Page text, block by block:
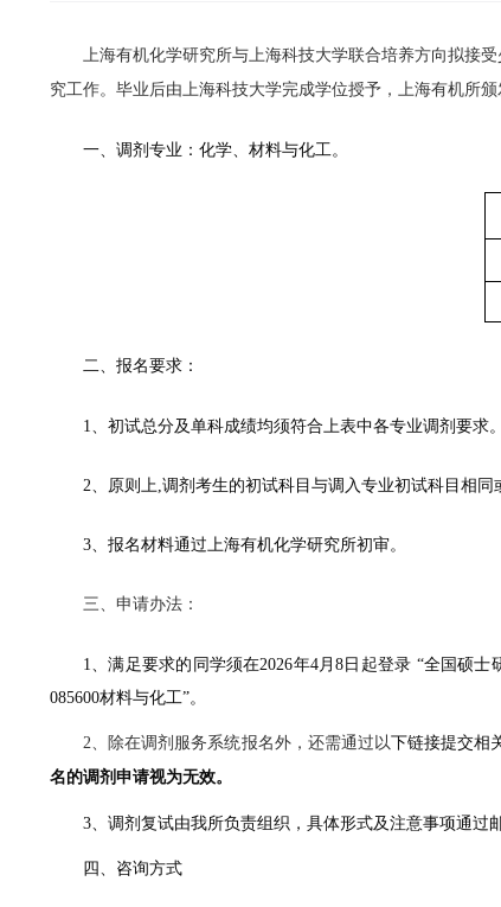
上海有机化学研究所与上海科技大学联合培养方向拟接
究工作。毕业后由上海科技大学完成学位授予，上海有机所颁
一、调剂专业：化学、材料与化工。
二、报名要求：
1、初试总分及单科成绩均须符合上表中各专业调剂要求。
2、原则上,调剂考生的初试科目与调入专业初试科目相同
3、报名材料通过上海有机化学研究所初审。
三、申请办法：
1、满足要求的同学须在2026年4月8日起登录 “全国硕
085600材料与化工”。
2、除在调剂服务系统报名外，还需通过以下链接提交相
名的调剂申请视为无效。
3、调剂复试由我所负责组织，具体形式及注意事项通过
四、咨询方式